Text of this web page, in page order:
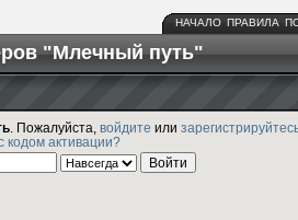
НАЧАЛО ПРАВИЛА
"Млечный путь"
. Пожалуйста, войдите или
кодом активации?